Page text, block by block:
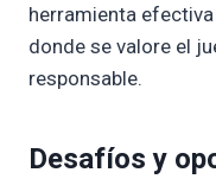
herramienta
donde se valore el
responsable.
Desafíos y